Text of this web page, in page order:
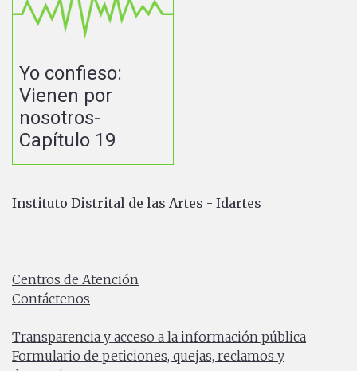
Yo confieso:
Vienen por
nosotros-
Capítulo 19
Instituto Distrital de las Artes - Idartes
Centros de Atención
Contáctenos
Transparencia y acceso a la información pública
Formulario de peticiones, quejas, reclamos y